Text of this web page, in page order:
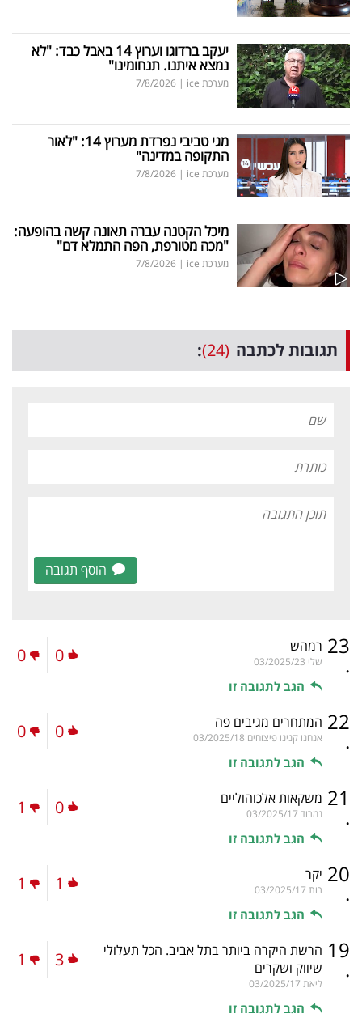
יעקב ברדוגו וערוץ 14 באבל כבד: "לא
נמצא איתנו. תנחומינו"
מערכת ice |
7/8/2026
מגי טביבי נפרדת מערוץ 14: "לאור
התקופה במדינה"
מערכת ice |
7/8/2026
מיכל הקטנה עברה תאונה קשה בהופעה:
"מכה מטורפת, הפה התמלא דם"
מערכת ice |
7/8/2026
תגובות לכתבה (24)
:
הוסף תגובה
23
.
רמהש
שלי 03/2025/23
הגב לתגובה זו
0
0
22
.
המתחרים מגיבים פה
אנחנו קנינו פיצוחים 03/2025/18
הגב לתגובה זו
0
0
21
.
משקאות אלכוהוליים
נמרוד 03/2025/17
הגב לתגובה זו
0
1
20
.
יקר
רות 03/2025/17
הגב לתגובה זו
1
1
19
.
הרשת היקרה ביותר בתל אביב. הכל תעלולי
שיווק ושקרים
ליאת 03/2025/17
הגב לתגובה זו
3
1